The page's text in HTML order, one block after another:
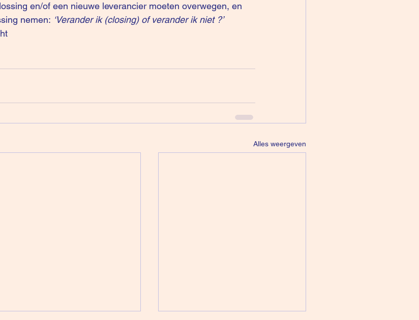
en/of een nieuwe leverancier moeten overwegen, en
nemen: ‘Verander ik (closing) of verander ik niet ?’
Alles weergeven